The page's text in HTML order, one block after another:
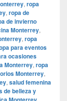
, ropa
, ropa de
de invierno
Monterrey,
, ropa
para eventos
ocasiones
Monterrey, ropa
Monterrey,
, salud femenina
de belleza y
,